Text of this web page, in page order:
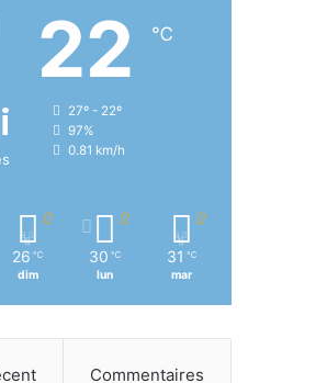
22 ℃
27º - 22º
97%
0.81 km/h
26 ℃
dim
30 ℃
lun
31 ℃
mar
Commentaires